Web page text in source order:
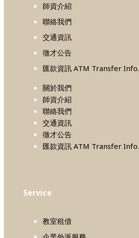
師資介紹
聯絡我們
交通資訊
徵才公告
匯款資訊 ATM Transfer Info.
關於我們
師資介紹
聯絡我們
交通資訊
徵才公告
匯款資訊 ATM Transfer Info.
Service
教室租借